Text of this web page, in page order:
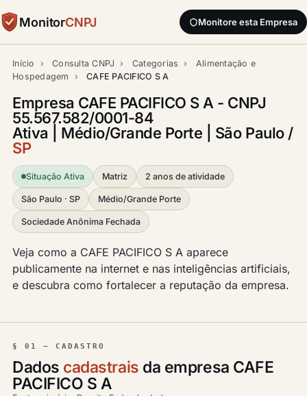
MonitorCNPJ Monitore esta Empresa
Início › Consulta CNPJ › Categorias ›
Alimentação e
Hospedagem
› CAFE PACIFICO S A
Empresa CAFE PACIFICO S A - CNPJ
55.567.582/0001-84
Ativa | Médio/Grande Porte | São Paulo /
SP
Situação Ativa Matriz 2 anos de atividade
São Paulo · SP Médio/Grande Porte
Sociedade Anônima Fechada
Veja como a CAFE PACIFICO S A aparece
publicamente na internet e nas inteligências artificiais,
e descubra como fortalecer a reputação da empresa.
§ 01 — CADASTRO
Dados cadastrais da empresa CAFE
PACIFICO S A